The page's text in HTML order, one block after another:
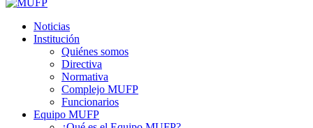
Noticias
Institución
Quiénes somos
Directiva
Normativa
Complejo MUFP
Funcionarios
Equipo MUFP